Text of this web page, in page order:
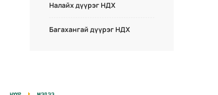
Налайх дүүрэг НДХ
Багахангай дүүрэг НДХ